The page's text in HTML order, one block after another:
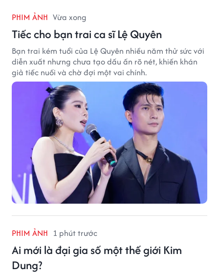
PHIM ẢNH Vừa xong
Tiếc cho bạn trai ca sĩ Lệ Quyên
Bạn trai kém tuổi của Lệ Quyên nhiều năm thử sức với
diễn xuất nhưng chưa tạo dấu ấn rõ nét, khiến khán
giả tiếc nuối và chờ đợi một vai chính.
PHIM ẢNH 1 phút trước
Ai mới là đại gia số một thế giới Kim
Dung?